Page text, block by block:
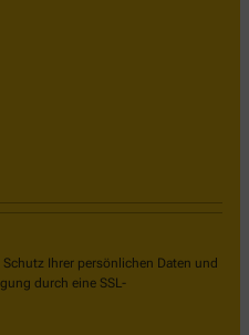
Ihrer persönlichen Daten und
durch eine SSL-